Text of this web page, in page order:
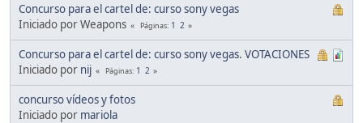
Concurso para el cartel de: curso sony vegas
Iniciado por Weapons
Páginas 1 2
Concurso para el cartel de: curso sony vegas. VOTACIONES
Iniciado por nij Páginas 1 2
concurso vídeos y fotos
Iniciado por mariola